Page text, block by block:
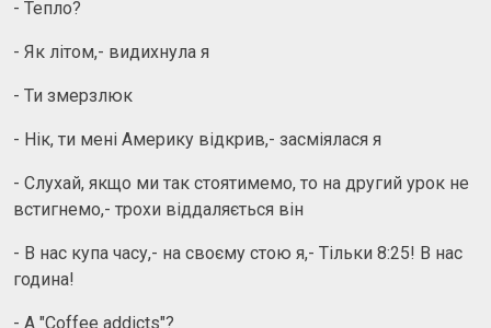
- Тепло?
- Як літом,- видихнула я
- Ти змерзлюк
- Нік, ти мені Америку відкрив,- засміялася я
- Слухай, якщо ми так стоятимемо, то на другий урок не
встигнемо,- трохи віддаляється він
- В нас купа часу,- на своєму стою я,- Тільки 8:25! В нас
година!
- А "Coffee addicts"?